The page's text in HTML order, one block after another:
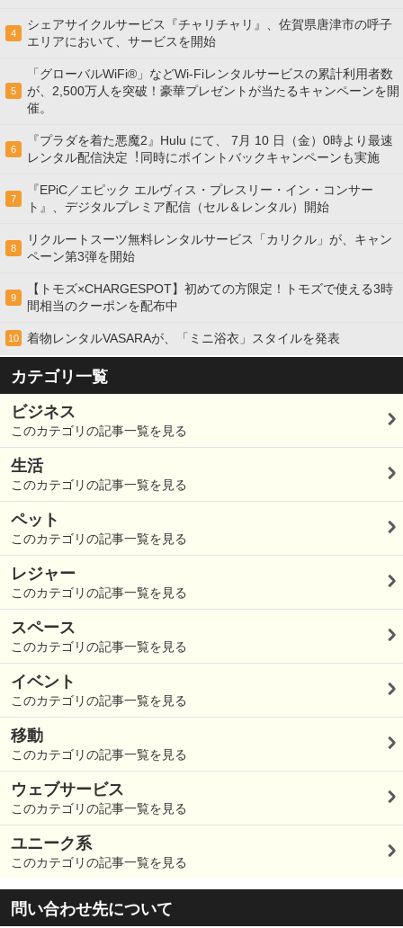
4
シェアサイクルサービス『チャリチャリ』、佐賀県唐津市の呼子
エリアにおいて、サービスを開始
5
「グローバルWiFi®」などWi-Fiレンタルサービスの累計利用者数
が、2,500万人を突破！豪華プレゼントが当たるキャンペーンを開
催。
6
『プラダを着た悪魔2』Hulu にて、 7⽉ 10 ⽇（金）0時より最速
レンタル配信決定︕同時にポイントバックキャンペーンも実施
7
『EPiC／エピック エルヴィス・プレスリー・イン・コンサー
ト』、デジタルプレミア配信（セル＆レンタル）開始
8
リクルートスーツ無料レンタルサービス「カリクル」が、キャン
ペーン第3弾を開始
9
【トモズ×CHARGESPOT】初めての方限定！トモズで使える3時
間相当のクーポンを配布中
10 着物レンタルVASARAが、「ミニ浴衣」スタイルを発表
カテゴリ一覧
ビジネス
このカテゴリの記事一覧を見る
生活
このカテゴリの記事一覧を見る
ペット
このカテゴリの記事一覧を見る
レジャー
このカテゴリの記事一覧を見る
スペース
このカテゴリの記事一覧を見る
イベント
このカテゴリの記事一覧を見る
移動
このカテゴリの記事一覧を見る
ウェブサービス
このカテゴリの記事一覧を見る
ユニーク系
このカテゴリの記事一覧を見る
問い合わせ先について